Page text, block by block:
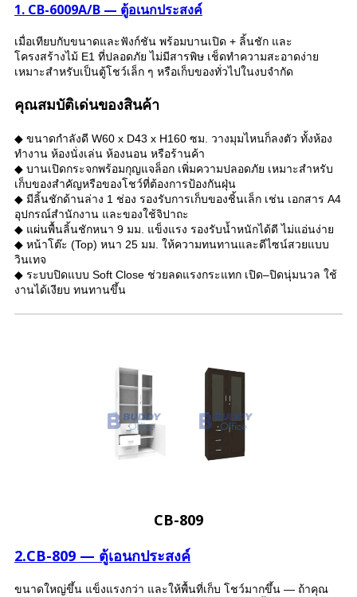
1. CB-6009A/B — ตู้อเนกประสงค์
เมื่อเทียบกับขนาดและฟังก์ชัน พร้อมบานเปิด + ลิ้นชัก และ
โครงสร้างไม้ E1 ที่ปลอดภัย ไม่มีสารพิษ เช็ดทำความสะอาดง่าย
เหมาะสำหรับเป็นตู้โชว์เล็ก ๆ หรือเก็บของทั่วไปในงบจำกัด
คุณสมบัติเด่นของสินค้า
◆ ขนาดกำลังดี W60 x D43 x H160 ซม. วางมุมไหนก็ลงตัว ทั้งห้อง
ทำงาน ห้องนั่งเล่น ห้องนอน หรือร้านค้า
◆ บานเปิดกระจกพร้อมกุญแจล็อก เพิ่มความปลอดภัย เหมาะสำหรับ
เก็บของสำคัญหรือของโชว์ที่ต้องการป้องกันฝุ่น
◆ มีลิ้นชักด้านล่าง 1 ช่อง รองรับการเก็บของชิ้นเล็ก เช่น เอกสาร A4
อุปกรณ์สำนักงาน และของใช้จิปาถะ
◆ แผ่นพื้นลิ้นชักหนา 9 มม. แข็งแรง รองรับน้ำหนักได้ดี ไม่แอ่นง่าย
◆ หน้าโต๊ะ (Top) หนา 25 มม. ให้ความทนทานและดีไซน์สวยแบบ
วินเทจ
◆ ระบบปิดแบบ Soft Close ช่วยลดแรงกระแทก เปิด–ปิดนุ่มนวล ใช้
งานได้เงียบ ทนทานขึ้น
CB-809
2.CB-809 — ตู้เอนกประสงค์
ขนาดใหญ่ขึ้น แข็งแรงกว่า และให้พื้นที่เก็บ โชว์มากขึ้น — ถ้าคุณ